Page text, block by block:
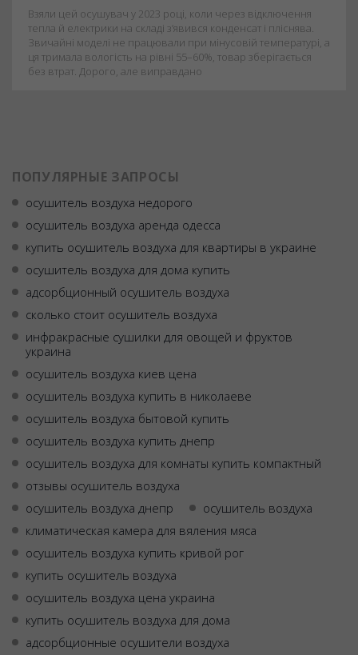
Взяли цей осушувач у 2023 році, коли через відключення
тепла й електрики на складі з’явився конденсат і пліснява.
Звичайні моделі не працювали при мінусовій температурі, а
ця тримала вологість на рівні 55–60%, товар зберігається
без втрат. Дорого, але виправдано
ПОПУЛЯРНЫЕ ЗАПРОСЫ
осушитель воздуха недорого
осушитель воздуха аренда одесса
купить осушитель воздуха для квартиры в украине
осушитель воздуха для дома купить
адсорбционный осушитель воздуха
сколько стоит осушитель воздуха
инфракрасные сушилки для овощей и фруктов
украина
осушитель воздуха киев цена
осушитель воздуха купить в николаеве
осушитель воздуха бытовой купить
осушитель воздуха купить днепр
осушитель воздуха для комнаты купить компактный
отзывы осушитель воздуха
осушитель воздуха днепр
осушитель воздуха
климатическая камера для вяления мяса
осушитель воздуха купить кривой рог
купить осушитель воздуха
осушитель воздуха цена украина
купить осушитель воздуха для дома
адсорбционные осушители воздуха